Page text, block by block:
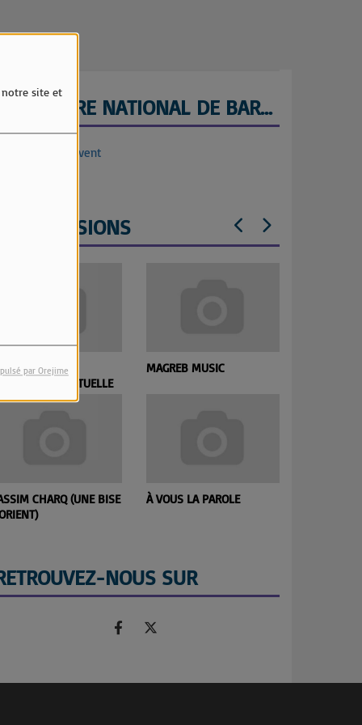
notre site et
par Orejime
ORCHESTRE NATIONAL DE BARBES
Weezevent
LES ÉMISSIONS
DE LA
SPIRITUELLE
CHARQ (UNE BISE
MAGREB MUSIC
À VOUS LA PAROLE
NOUS SUR